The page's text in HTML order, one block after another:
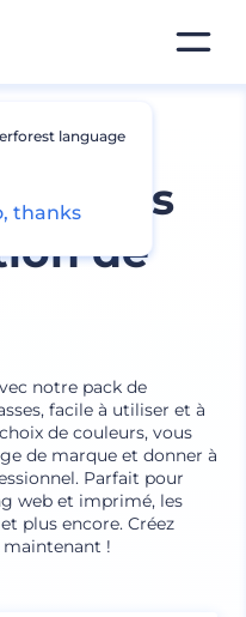
de
notre pack de
facile à utiliser et à
de couleurs, vous
de marque et donner à
Parfait pour
web et imprimé, les
plus encore. Créez
!
language
thanks